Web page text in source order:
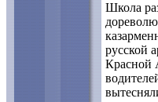
Школа
русской
Красной